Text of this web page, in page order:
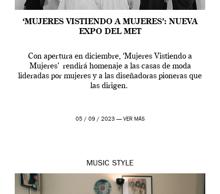
‘MUJERES VISTIENDO A MUJERES’: NUEVA
EXPO DEL MET
Con apertura en diciembre, ‘Mujeres Vistiendo a
Mujeres’ rendirá homenaje a las casas de moda
lideradas por mujeres y a las diseñadoras pioneras que
las dirigen.
05 / 09 / 2023 — VER MÁS
MUSIC STYLE